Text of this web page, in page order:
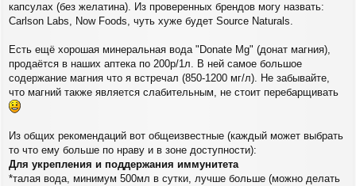
капсулах (без желатина). Из проверенных брендов могу назвать:
Carlson Labs, Now Foods, чуть хуже будет Source Naturals.
Есть ещё хорошая минеральная вода "Donate Mg" (донат магния),
продаётся в наших аптека по 200р/1л. В ней самое большое
содержание магния что я встречал (850-1200 мг/л). Не забывайте,
что магний также является слабительным, не стоит перебарщивать
Из общих рекомендаций вот общеизвестные (каждый может выбрать
то что ему больше по нраву и в зоне доступности):
Для укрепления и поддержания иммунитета
*талая вода, минимум 500мл в сутки, лучше больше (можно делать